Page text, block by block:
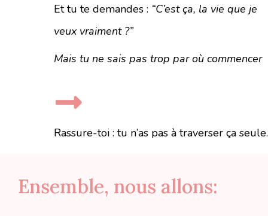
Et tu te demandes : “C’est ça, la vie que je
veux vraiment ?”
Mais tu ne sais pas trop par où commencer
Rassure-toi : tu n’as pas à traverser ça seule.
Ensemble, nous allons: